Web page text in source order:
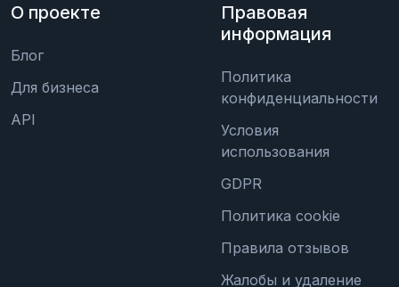
О проекте
Блог
Для бизнеса
API
Правовая
информация
Политика
конфиденциальности
Условия
использования
GDPR
Политика cookie
Правила отзывов
Жалобы и удаление